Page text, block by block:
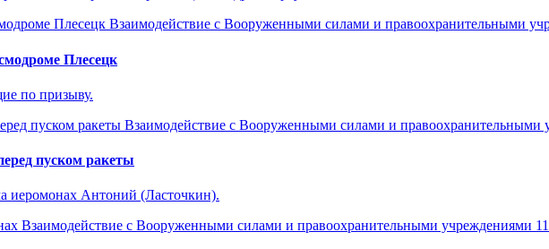
Взаимодействие с Вооруженными силами и правоохранительными
Плесецк
по призыву.
Взаимодействие с Вооруженными силами и правоохранительными
пуском ракеты
иеромонах Антоний (Ласточкин).
Взаимодействие с Вооруженными силами и правоохранительными учреждениями